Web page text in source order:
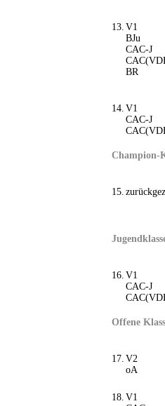
13. V1
BJu
CAC-J
BR
14. V1
CAC-J
Champion-
15.
16. V1
CAC-J
Offene
17. V2
oA
18. V1